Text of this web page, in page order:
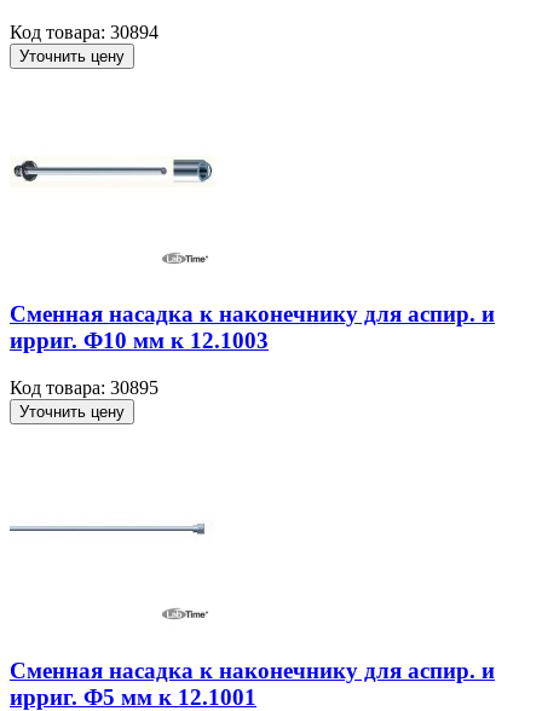
Код товара: 30894
Уточнить цену
Сменная насадка к наконечнику для аспир. и
ирриг. Ф10 мм к 12.1003
Код товара: 30895
Уточнить цену
Сменная насадка к наконечнику для аспир. и
ирриг. Ф5 мм к 12.1001